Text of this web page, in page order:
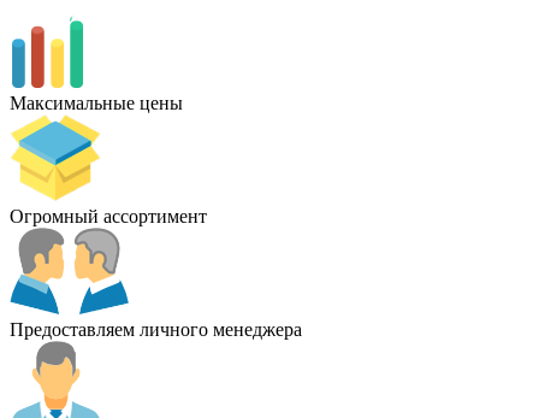
Максимальные цены
Огромный ассортимент
Предоставляем личного менеджера